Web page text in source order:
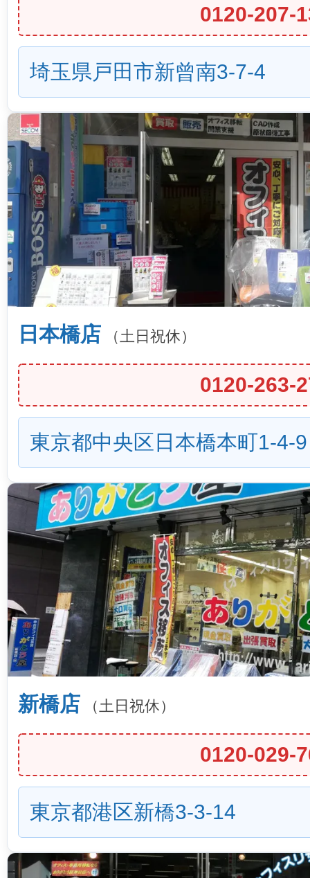
0120-207-
埼玉県戸田市新曾南3-7-4
日本橋店 （土日祝休）
0120-263-
東京都中央区日本橋本町1-4-9
新橋店 （土日祝休）
0120-029-
東京都港区新橋3-3-14